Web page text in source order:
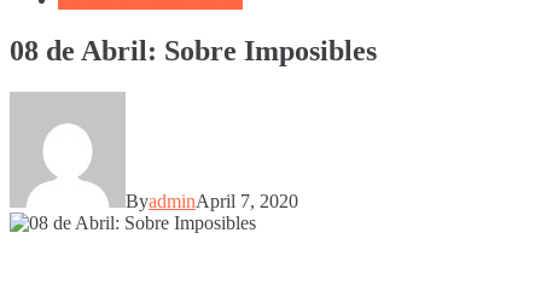
08 de Abril: Sobre Imposibles
ByadminApril 7, 2020